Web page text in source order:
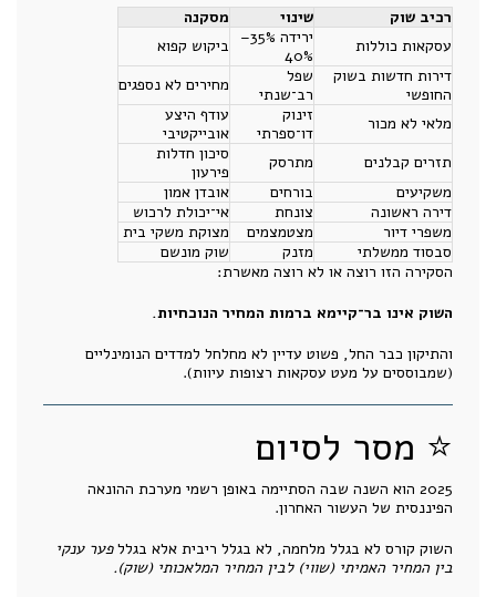
רכיב שוק
שינוי
מסקנה
עסקאות כוללות
ירידה 35%–
40%
ביקוש קפוא
דירות חדשות בשוק
החופשי
שפל
רב־שנתי
מחירים לא נספגים
מלאי לא מכור
זינוק
דו־ספרתי
עודף היצע
אובייקטיבי
תזרים קבלנים
מתרסק
סיכון חדלות
פירעון
משקיעים
בורחים
אובדן אמון
דירה ראשונה
צונחת
אי־יכולת לרכוש
משפרי דיור
מצטמצמים
מצוקת משקי בית
סבסוד ממשלתי
מזנק
שוק מונשם
הסקירה הזו רוצה או לא רוצה מאשרת:
השוק אינו בר־קיימא ברמות המחיר הנוכחיות.
והתיקון כבר החל, פשוט עדיין לא מחלחל למדדים הנומינליים
(שמבוססים על מעט עסקאות רצופות עיוות).
⭐ מסר לסיום
2025 הוא השנה שבה הסתיימה באופן רשמי מערכת ההונאה
הפיננסית של העשור האחרון.
השוק קורס לא בגלל מלחמה, לא בגלל ריבית אלא בגללפער ענקי
בין המחיר האמיתי (שווי) לבין המחיר המלאכותי (שוק).